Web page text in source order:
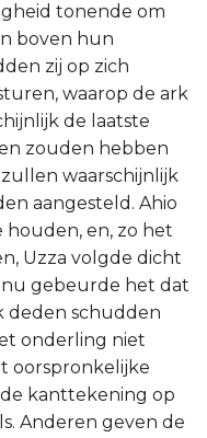
tonende om
boven hun
zij op zich
waarop de ark
de laatste
zouden hebben
zullen waarschijnlijk
aangesteld. Ahio
houden, en, zo het
Uzza volgde dicht
nu gebeurde het dat
deden schudden
onderling niet
oorspronkelijke
kanttekening op
Anderen geven de